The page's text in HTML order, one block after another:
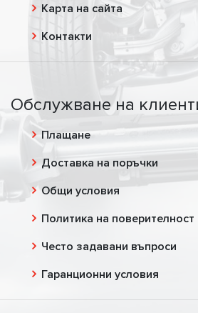
Карта на сайта
Контакти
Обслужване на
Плащане
Доставка на поръчки
Общи условия
Политика на поверителност
Често задавани въпроси
Гаранционни условия